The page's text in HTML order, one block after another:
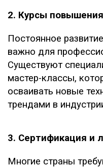
2. Курсы
Постоянное
важно для
Существуют
мастер-классы,
осваивать новые
трендами в
3. Сертификация и
Многие страны